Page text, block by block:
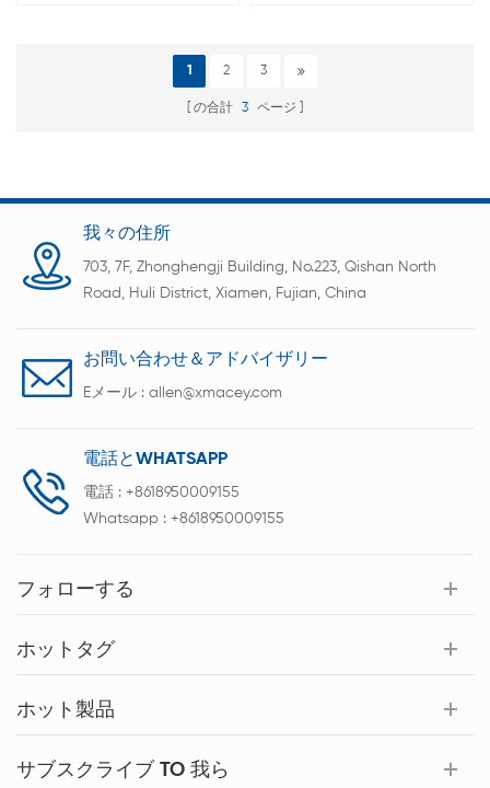
1 2 3
の合計 3 ページ
我々の住所
703, 7F, Zhonghengji Building, No.223, Qishan North
Road, Huli District, Xiamen, Fujian, China
お問い合わせ＆アドバイザリー
Eメール : allen@xmacey.com
電話とWHATSAPP
電話 : +8618950009155
Whatsapp : +8618950009155
フォローする
ホットタグ
ホット製品
サブスクライブ TO 我ら